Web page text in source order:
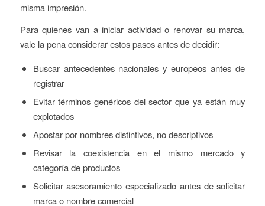
misma impresión.
Para quienes van a iniciar actividad o renovar su marca,
vale la pena considerar estos pasos antes de decidir:
Buscar antecedentes nacionales y europeos antes de
registrar
Evitar términos genéricos del sector que ya están muy
explotados
Apostar por nombres distintivos, no descriptivos
Revisar la coexistencia en el mismo mercado y
categoría de productos
Solicitar asesoramiento especializado antes de solicitar
marca o nombre comercial